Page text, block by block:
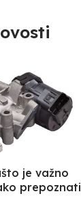
je važno
prepoznati